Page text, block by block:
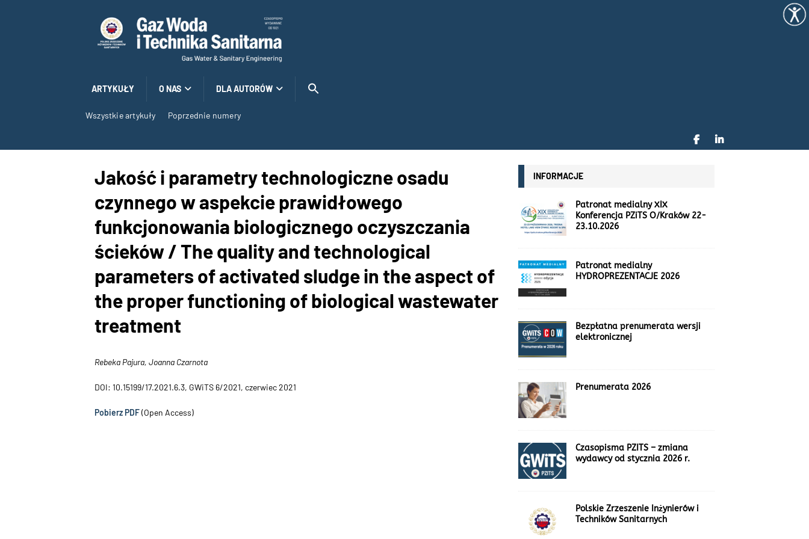
ARTYKUŁY O NAS DLA AUTORÓW
Wszystkie artykuły Poprzednie numery
Jakość i parametry technologiczne osadu
czynnego w aspekcie prawidłowego
funkcjonowania biologicznego oczyszczania
ścieków / The quality and technological
parameters of activated sludge in the aspect of
the proper functioning of biological wastewater
treatment
Rebeka Pajura, Joanna Czarnota
DOI: 10.15199/17.2021.6.3, GWiTS 6/2021, czerwiec 2021
Pobierz PDF(Open Access)
INFORMACJE
Patronat medialny XIX
Konferencja PZiTS O/Kraków 22-
23.10.2026
Patronat medialny
HYDROPREZENTACJE 2026
Bezpłatna prenumerata wersji
elektronicznej
Prenumerata 2026
Czasopisma PZITS – zmiana
wydawcy od stycznia 2026 r.
Polskie Zrzeszenie Inżynierów i
Techników Sanitarnych